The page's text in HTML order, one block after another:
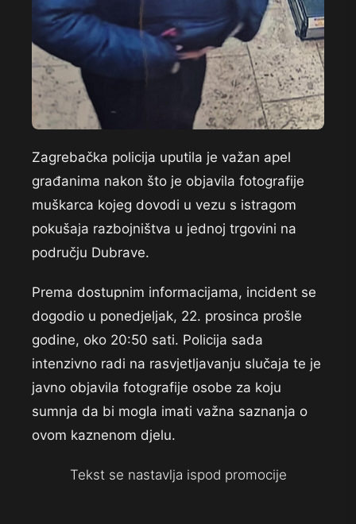
Zagrebačka policija uputila je važan apel
građanima nakon što je objavila fotografije
muškarca kojeg dovodi u vezu s istragom
pokušaja razbojništva u jednoj trgovini na
području Dubrave.
Prema dostupnim informacijama, incident se
dogodio u ponedjeljak, 22. prosinca prošle
godine, oko 20:50 sati. Policija sada
intenzivno radi na rasvjetljavanju slučaja te je
javno objavila fotografije osobe za koju
sumnja da bi mogla imati važna saznanja o
ovom kaznenom djelu.
Tekst se nastavlja ispod promocije